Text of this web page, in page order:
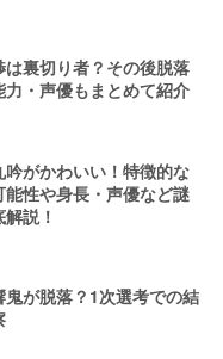
は裏切り者？その後脱落
・声優もまとめて紹介
吟がかわいい！特徴的な
性や身長・声優など謎
説！
鬼が脱落？1次選考での結